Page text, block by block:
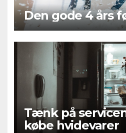
Den gode
Tænk på
købe hvidevarer